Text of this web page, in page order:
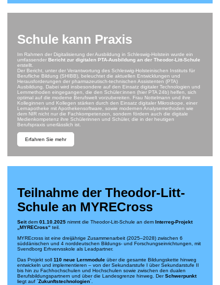
Schule kann Praxis
Im Rahmen der Digitalisierung der Ausbildung in Schleswig-Holstein wurde ein
umfassender Bericht zur digitalen PTA-Ausbildung an der Theodor-Litt-Schule
erstellt.
Der Bericht, unter der Verantwortung des Schleswig-Holsteinischen Instituts für
Berufliche Bildung (SHIBB), beleuchtet die aktuellen Entwicklungen und
Herausforderungen der pharmazeutisch-technischen Assistenten (PTA)
Ausbildung. Dabei wird insbesondere auf den Einsatz digitaler Technologien und
Lernmethoden eingegangen, die den Schüler:innen (hier PTA 24b) helfen, sich
optimal auf die moderne Berufswelt vorzubereiten. Frau Nottelmann und ihre
Kolleginnen und Kollegen stärken durch den Einsatz digitaler Mikroskope, einer
Lernapotheke mit Apothekensoftware, sowie modernen Analysemethoden wie
dem NIR nicht nur die Fachkompetenzen, sondern fördern auch die digitale
Medienkompetenz ihre Schülerinnen und Schüler, die in der heutigen
Berufspraxis unerlässlich ist.
Erfahren Sie mehr
Teilnahme der Theodor-Litt-
Schule an MYRECross
Seitdem 01.10.2025 nimmt die Theodor-Litt-Schule an dem Interreg-Projekt
„MYRECross“ teil.
MYREcross ist eine dreijährige Zusammenarbeit (2025–2028) zwischen 6
süddänischen und 4 norddeutschen Bildungs- und Forschungseinrichtungen, mit
Svendborg Erhvervsskole als Leadpartner.
Das Projekt soll 110 neue Lernmodule über die gesamte Bildungskette hinweg
entwickeln und implementieren – von der Sekundarstufe I über Sekundarstufe II
bis hin zu Fachhochschulen und Hochschulen sowie zwischen den dualen
Berufsbildungspartnern und über die Landesgrenze hinweg. DerSchwerpunkt
liegt auf ´Zukunftstechnologien´.